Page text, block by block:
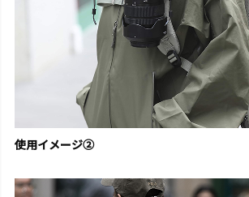
使用イメージ②